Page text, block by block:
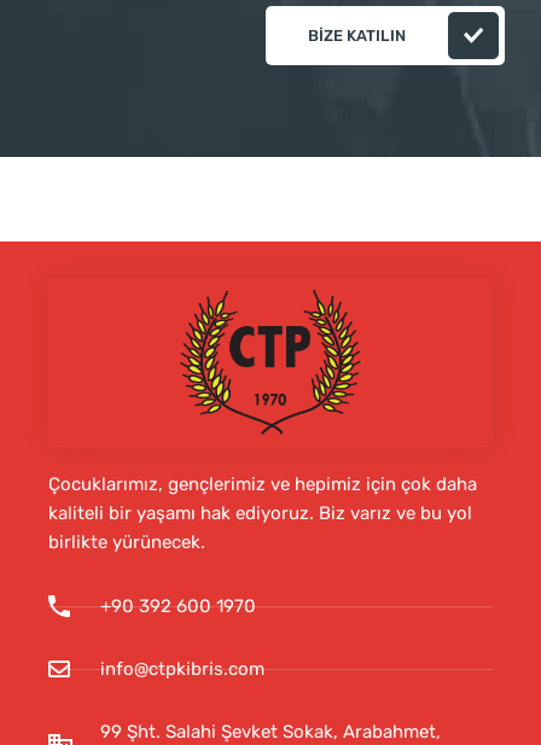
BIZE KATILIN
Çocuklarımız, gençlerimiz ve hepimiz için çok daha
kaliteli bir yaşamı hak ediyoruz. Biz varız ve bu yol
birlikte yürünecek.
+90 392 600 1970
info@ctpkibris.com
99 Şht. Salahi Şevket Sokak, Arabahmet,